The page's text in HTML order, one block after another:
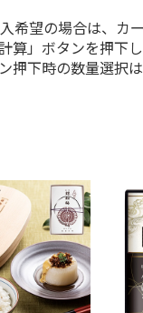
希望の場合は、カ
算」ボタンを押下
押下時の数量選択は